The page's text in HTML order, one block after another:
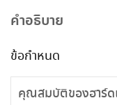
คำอธิบาย
ข้อกำหนด
คุณสมบัติของฮาร์ด